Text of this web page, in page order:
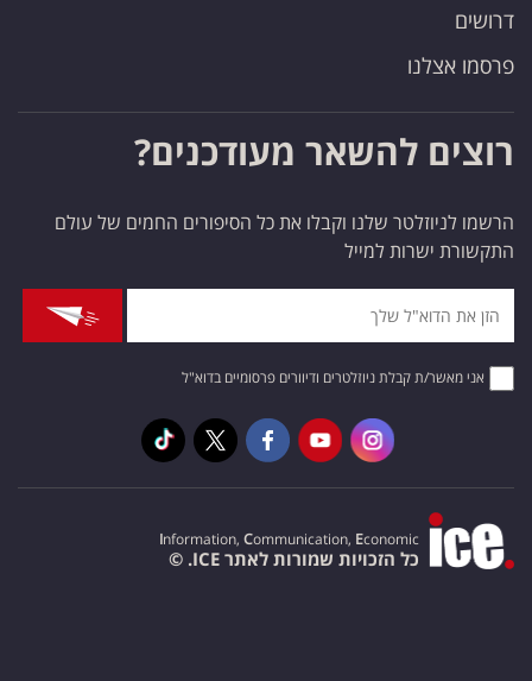
דרושים
פרסמו אצלנו
רוצים להשאר מעודכנים?
הרשמו לניוזלטר שלנו וקבלו את כל הסיפורים החמים של עולם
התקשורת ישרות למייל
אני מאשר/ת קבלת ניוזלטרים ודיוורים פרסומיים בדוא"ל
Information, Communication, Economic
כל הזכויות שמורות לאתר ICE. ©